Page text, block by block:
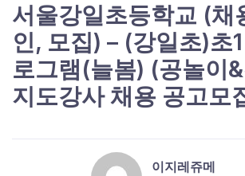
서울강일초등학교 (채
인, 모집) – (강일초)초
로그램(늘봄) (공놀이
지도강사 채용 공고모
이지레쥬메